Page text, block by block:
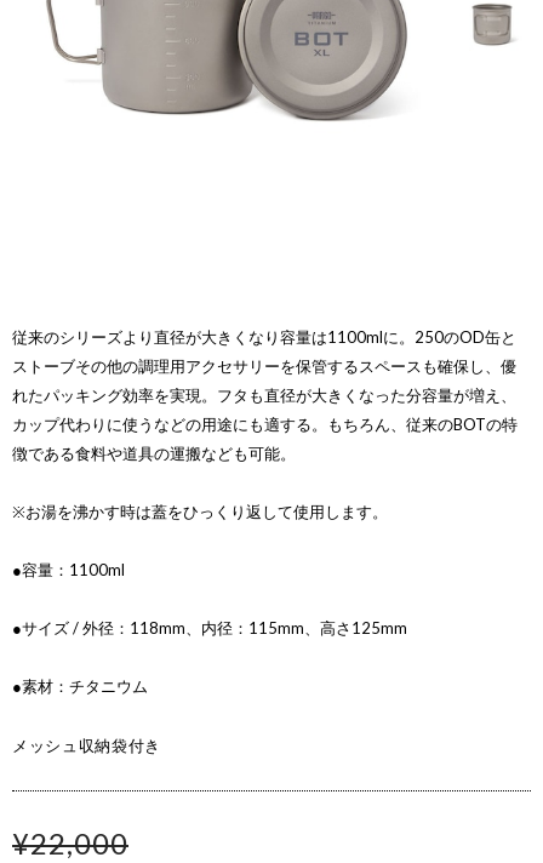
従来のシリーズより直径が大きくなり容量は1100mlに。250のOD缶と
ストーブその他の調理用アクセサリーを保管するスペースも確保し、優
れたパッキング効率を実現。フタも直径が大きくなった分容量が増え、
カップ代わりに使うなどの用途にも適する。もちろん、従来のBOTの特
徴である食料や道具の運搬なども可能。
※お湯を沸かす時は蓋をひっくり返して使用します。
●容量：1100ml
●サイズ / 外径：118mm、内径：115mm、高さ125mm
●素材：チタニウム
メッシュ収納袋付き
¥22,000